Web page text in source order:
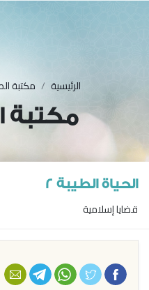
الرئيسية مكتبة
مكتبة
الحياة الطيبة 2
قضايا إسلامية
فيسبوكتويتر واتس أبتليجرام